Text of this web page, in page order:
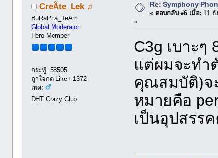
CreÃte_Lek ♫
BuRaPha_TeAm
Global Moderator
Hero Member
กระทู้: 58505
ถูกใจกด Like+ 1372
เพศ:
DHT Crazy Club
Re: Symphony
« ตอบกลับ #6 เมื่อ: 11 ธั
»
C3g เบาะๆ
แต่ผมจะทำ
คุณสมบัติ)จ
หมายคือ
เป็นอุปสรร